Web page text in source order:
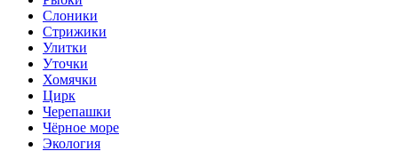
Слоники
Стрижики
Улитки
Уточки
Хомячки
Цирк
Черепашки
Чёрное море
Экология